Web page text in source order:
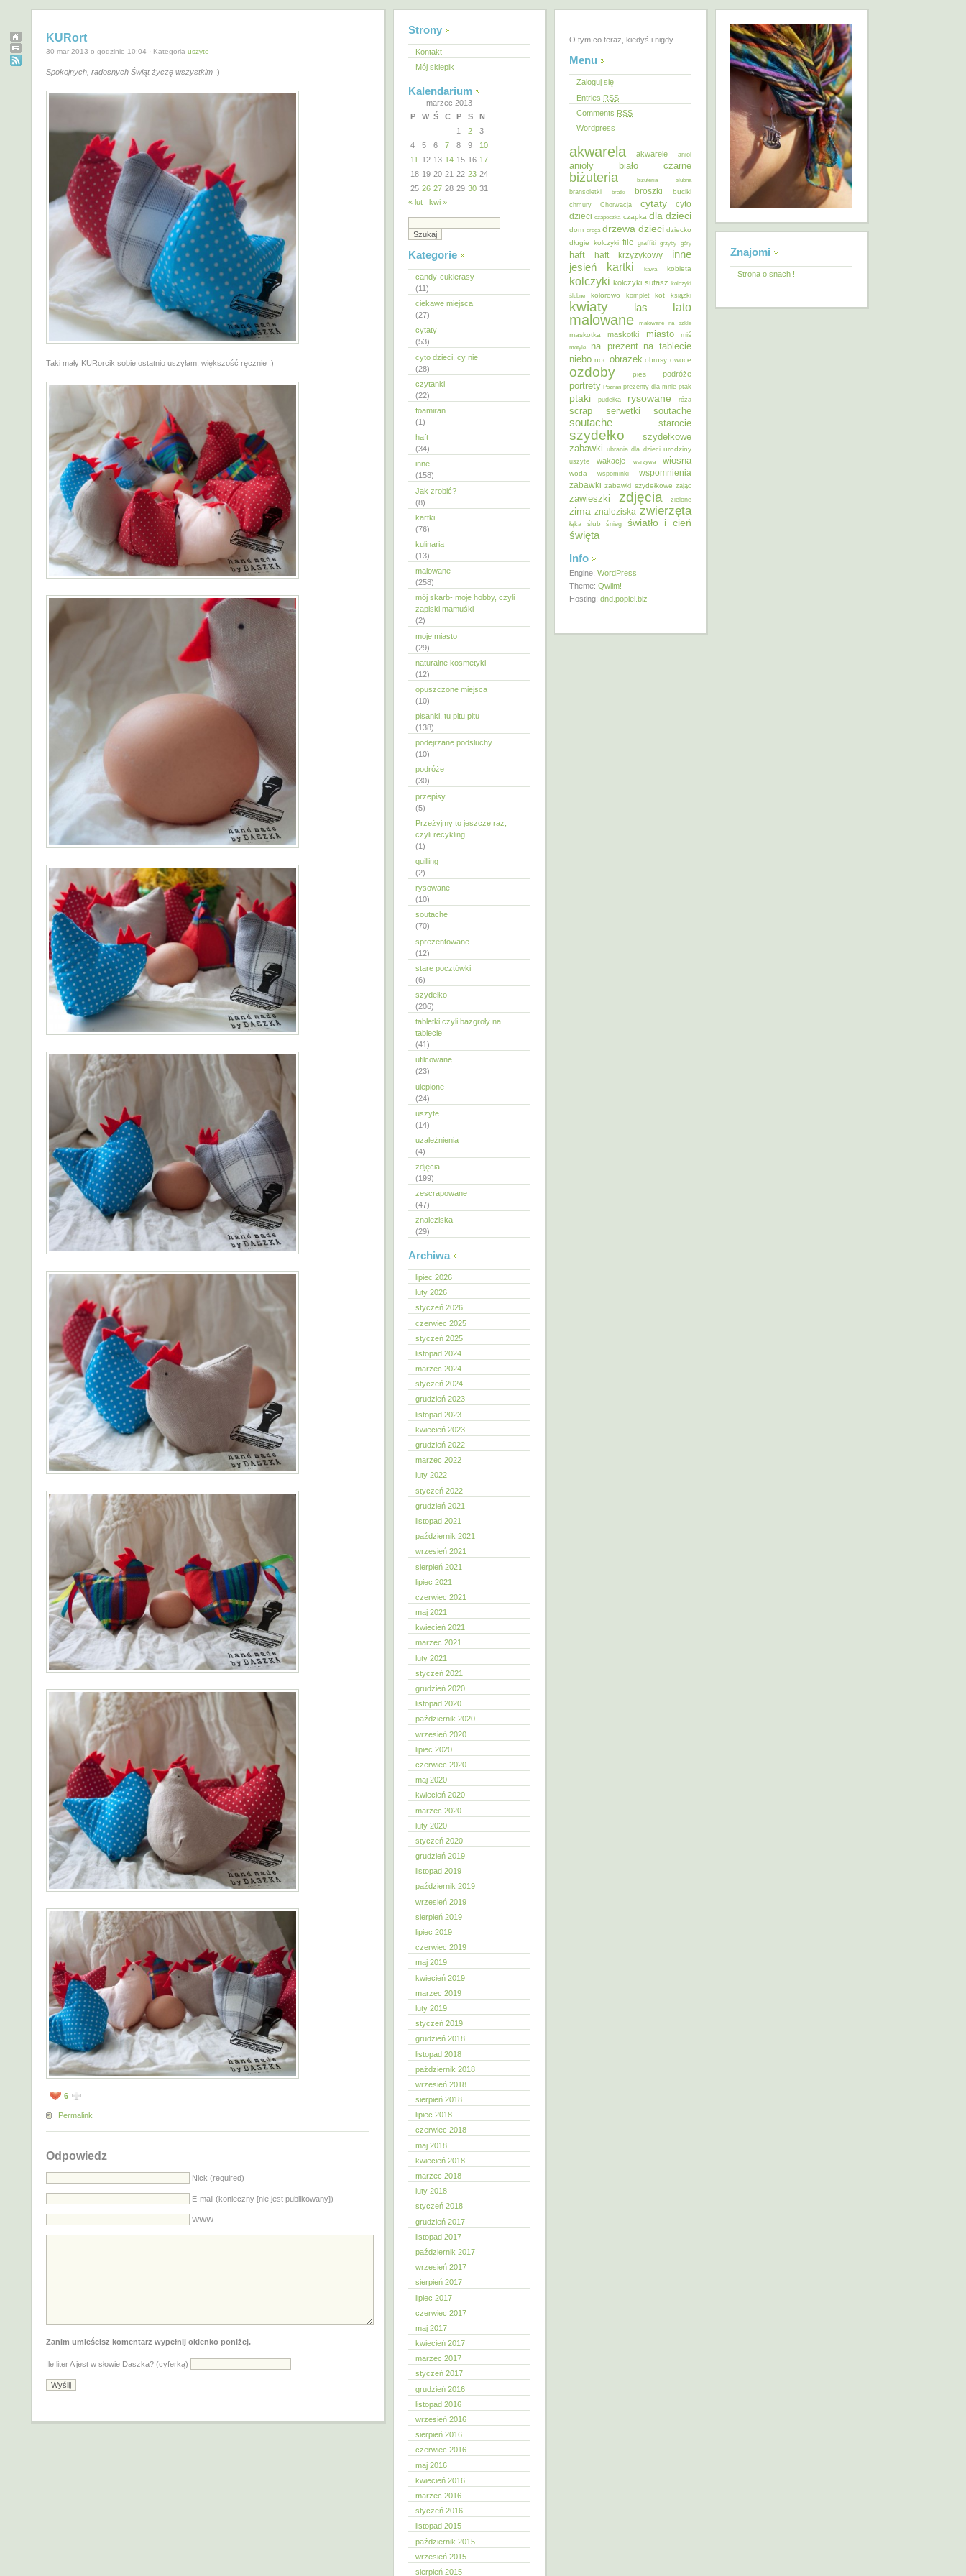
KURort
30 mar 2013 o godzinie 10:04 · Kategoria uszyte
Spokojnych, radosnych Świąt życzę wszystkim :)
Taki mały KURorcik sobie ostatnio uszyłam, większość ręcznie :)
6
Permalink
Odpowiedz
Nick (required)
E-mail (konieczny [nie jest publikowany])
WWW
Zanim umieścisz komentarz wypełnij okienko poniżej.
Ile liter A jest w słowie Daszka? (cyferką)
Strony
Kontakt
Mój sklepik
Kalendarium
marzec 2013
P
W Ś C P S
N
1
2
3
4
5 6 7 8 9
10
11
12 13 14 15 16 17
18 19 20 21 22 23 24
25 26 27 28 29 30 31
« lut
kwi »
Kategorie
candy-cukierasy
(11)
ciekawe miejsca
(27)
cytaty
(53)
cyto dzieci, cy nie
(28)
czytanki
(22)
foamiran
(1)
haft
(34)
inne
(158)
Jak zrobić?
(8)
kartki
(76)
kulinaria
(13)
malowane
(258)
mój skarb- moje hobby, czyli
zapiski mamuśki
(2)
moje miasto
(29)
naturalne kosmetyki
(12)
opuszczone miejsca
(10)
pisanki, tu pitu pitu
(138)
podejrzane podsłuchy
(10)
podróże
(30)
przepisy
(5)
Przeżyjmy to jeszcze raz,
czyli recykling
(1)
quilling
(2)
rysowane
(10)
soutache
(70)
sprezentowane
(12)
stare pocztówki
(6)
szydełko
(206)
tabletki czyli bazgroły na
tablecie
(41)
ufilcowane
(23)
ulepione
(24)
uszyte
(14)
uzależnienia
(4)
zdjęcia
(199)
zescrapowane
(47)
znaleziska
(29)
Archiwa
lipiec 2026
luty 2026
styczeń 2026
czerwiec 2025
styczeń 2025
listopad 2024
marzec 2024
styczeń 2024
grudzień 2023
listopad 2023
kwiecień 2023
grudzień 2022
marzec 2022
luty 2022
styczeń 2022
grudzień 2021
listopad 2021
październik 2021
wrzesień 2021
sierpień 2021
lipiec 2021
czerwiec 2021
maj 2021
kwiecień 2021
marzec 2021
luty 2021
styczeń 2021
grudzień 2020
listopad 2020
październik 2020
wrzesień 2020
lipiec 2020
czerwiec 2020
maj 2020
kwiecień 2020
marzec 2020
luty 2020
styczeń 2020
grudzień 2019
listopad 2019
październik 2019
wrzesień 2019
sierpień 2019
lipiec 2019
czerwiec 2019
maj 2019
kwiecień 2019
marzec 2019
luty 2019
styczeń 2019
grudzień 2018
listopad 2018
październik 2018
wrzesień 2018
sierpień 2018
lipiec 2018
czerwiec 2018
maj 2018
kwiecień 2018
marzec 2018
luty 2018
styczeń 2018
grudzień 2017
listopad 2017
październik 2017
wrzesień 2017
sierpień 2017
lipiec 2017
czerwiec 2017
maj 2017
kwiecień 2017
marzec 2017
styczeń 2017
grudzień 2016
listopad 2016
wrzesień 2016
sierpień 2016
czerwiec 2016
maj 2016
kwiecień 2016
marzec 2016
styczeń 2016
listopad 2015
październik 2015
wrzesień 2015
sierpień 2015
O tym co teraz, kiedyś i nigdy…
Menu
Zaloguj się
Entries RSS
Comments RSS
Wordpress
akwarela akwarele anioł
anioły biało czarne
biżuteria
biżuteria ślubna
bransoletki
bratki broszki buciki
chmury Chorwacja cytaty
cyto
dzieci czapeczka czapka dla dzieci
dom droga drzewa dzieci dziecko
długie kolczyki filc graffiti grzyby góry
haft haft krzyżykowy inne
jesień kartki kawa kobieta
kolczyki kolczyki sutasz kolczyki
ślubne
kolorowo komplet kot książki
kwiaty las lato
malowane malowane na szkle
maskotka maskotki miasto miś
motyle na prezent na tablecie
niebo noc obrazek obrusy owoce
ozdoby pies podróże
portrety Poznań prezenty dla mnie ptak
ptaki pudełka rysowane róża
scrap serwetki soutache
soutache starocie
szydełko
szydełkowe
zabawki ubrania dla dzieci urodziny
uszyte wakacje warzywa wiosna
woda wspominki
wspomnienia
zabawki zabawki szydełkowe zając
zawieszki zdjęcia zielone
zima znaleziska zwierzęta
łąka ślub śnieg światło i cień
święta
Info
Engine: WordPress
Theme: Qwilm!
Hosting: dnd.popiel.biz
Znajomi
Strona o snach !